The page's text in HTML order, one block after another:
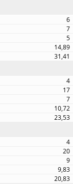
6
7
5
14,89
31,41
4
17
7
10,72
23,53
4
20
9
9,83
20,83